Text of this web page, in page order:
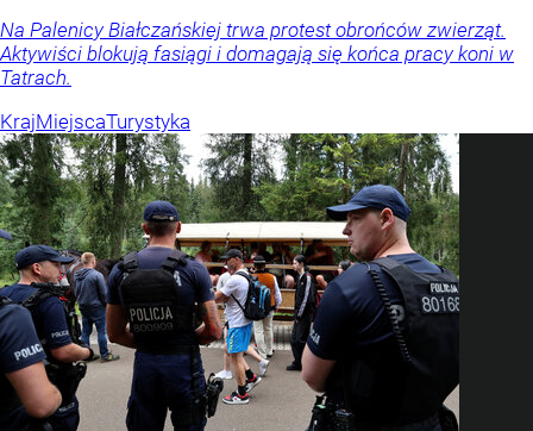
Na Palenicy Białczańskiej trwa protest obrońców zwierząt.
Aktywiści blokują fasiągi i domagają się końca pracy koni w
Tatrach.
KrajMiejscaTurystyka